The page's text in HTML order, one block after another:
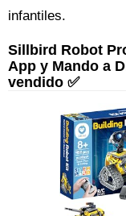
infantiles.
Sillbird Robot
App y Mando a
vendido ✅